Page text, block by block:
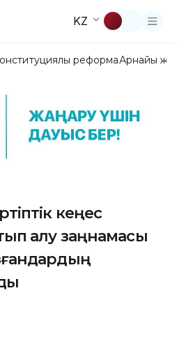
KZ
реформаАрнайы
кеңес
алу заңнамасы